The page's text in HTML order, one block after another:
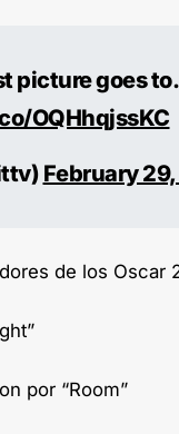
picture goes
OQHhqjssKC
February
de los Oscar
por “Room”